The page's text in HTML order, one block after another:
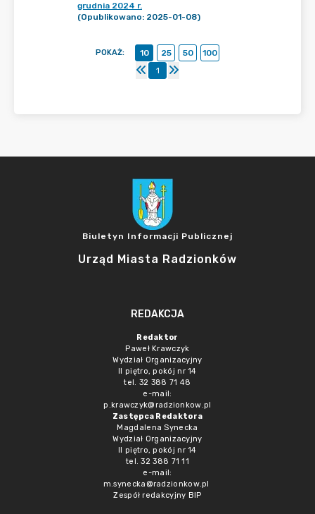
grudnia 2024 r.
(Opublikowano: 2025-01-08)
POKAŻ: 10 25 50
100
1
Biuletyn Informacji Publicznej
Urząd Miasta Radzionków
REDAKCJA
Redaktor
Paweł Krawczyk
Wydział Organizacyjny
II piętro, pokój nr 14
tel. 32 388 71 48
e-mail:
p.krawczyk@radzionkow.pl
Zastępca Redaktora
Magdalena Synecka
Wydział Organizacyjny
II piętro, pokój nr 14
tel. 32 388 71 11
e-mail:
m.synecka@radzionkow.pl
Zespół redakcyjny BIP